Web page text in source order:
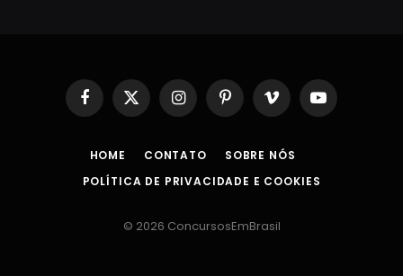
Facebook
X
(Twitter)
InstagramPinterestVimeo YouTube
HOME CONTATO
SOBRE NÓS
POLÍTICA DE PRIVACIDADE E COOKIES
© 2026 ConcursosEmBrasil